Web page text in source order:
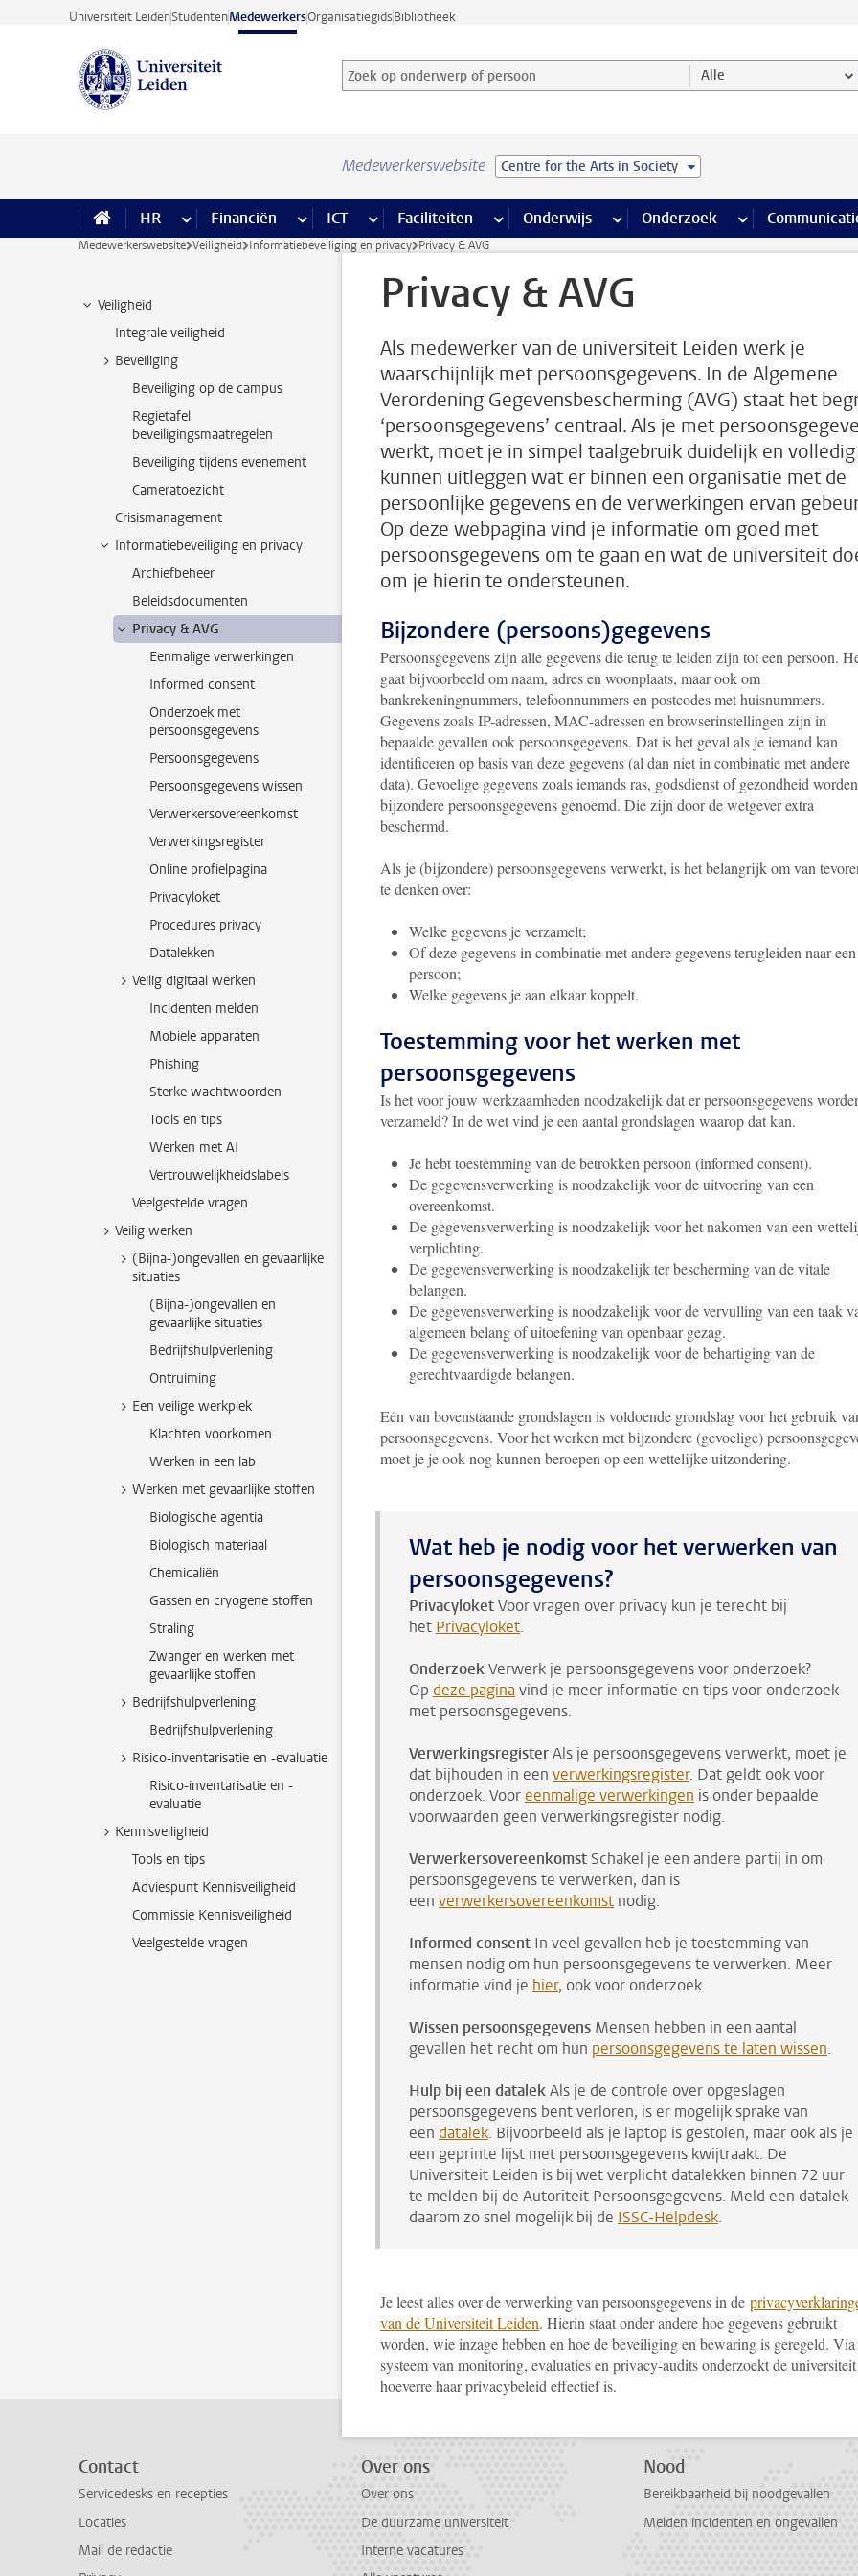
Ga direct naar de inhoud
Universiteit LeidenStudentenMedewerkersOrganisatiegidsBibliotheek
Zoek op onderwerp of persoon en selecteer categorie
Zoekterm Alle
Medewerkerswebsite Centre for the Arts in Society
HR meer HR pagina’s
Financiën meer Financiën pagina’s
ICT meer ICT pagina’s
Faciliteiten meer Faciliteiten pagina’s
Onderwijs meer Onderwijs pagina’s
Onderzoek meer Onderzoek
Medewerkerswebsite Veiligheid Informatiebeveiliging en privacy Privacy & AVG
Veiligheid
Integrale veiligheid
Beveiliging
Beveiliging op de campus
Regietafel
beveiligingsmaatregelen
Beveiliging tijdens evenement
Cameratoezicht
Crisismanagement
Informatiebeveiliging en privacy
Archiefbeheer
Beleidsdocumenten
Privacy & AVG
Eenmalige verwerkingen
Informed consent
Onderzoek met
persoonsgegevens
Persoonsgegevens
Persoonsgegevens wissen
Verwerkersovereenkomst
Verwerkingsregister
Online profielpagina
Privacyloket
Procedures privacy
Datalekken
Veilig digitaal werken
Incidenten melden
Mobiele apparaten
Phishing
Sterke wachtwoorden
Tools en tips
Werken met AI
Vertrouwelijkheidslabels
Veelgestelde vragen
Veilig werken
(Bijna-)ongevallen en gevaarlijke
situaties
(Bijna-)ongevallen en
gevaarlijke situaties
Bedrijfshulpverlening
Ontruiming
Een veilige werkplek
Klachten voorkomen
Werken in een lab
Werken met gevaarlijke stoffen
Biologische agentia
Biologisch materiaal
Chemicaliën
Gassen en cryogene stoffen
Straling
Zwanger en werken met
gevaarlijke stoffen
Bedrijfshulpverlening
Bedrijfshulpverlening
Risico-inventarisatie en -evaluatie
Risico-inventarisatie en -
evaluatie
Kennisveiligheid
Tools en tips
Adviespunt Kennisveiligheid
Commissie Kennisveiligheid
Veelgestelde vragen
Privacy & AVG
Als medewerker van de universiteit Leiden werk je
waarschijnlijk met persoonsgegevens. In de Algemene
Verordening Gegevensbescherming (AVG) staat het
‘persoonsgegevens’ centraal. Als je met
werkt, moet je in simpel taalgebruik duidelijk en volledig
kunnen uitleggen wat er binnen een organisatie met de
persoonlijke gegevens en de verwerkingen ervan
Op deze webpagina vind je informatie om goed met
persoonsgegevens om te gaan en wat de universiteit
om je hierin te ondersteunen.
Bijzondere (persoons)gegevens
Persoonsgegevens zijn alle gegevens die terug te leiden zijn tot een persoon.
gaat bijvoorbeeld om naam, adres en woonplaats, maar ook om
bankrekeningnummers, telefoonnummers en postcodes met huisnummers.
Gegevens zoals IP-adressen, MAC-adressen en browserinstellingen zijn in
bepaalde gevallen ook persoonsgegevens. Dat is het geval als je iemand kan
identificeren op basis van deze gegevens (al dan niet in combinatie met andere
data). Gevoelige gegevens zoals iemands ras, godsdienst of gezondheid worden
bijzondere persoonsgegevens genoemd. Die zijn door de wetgever extra
beschermd.
Als je (bijzondere) persoonsgegevens verwerkt, is het belangrijk om van
te denken over:
Welke gegevens je verzamelt;
Of deze gegevens in combinatie met andere gegevens terugleiden naar een
persoon;
Welke gegevens je aan elkaar koppelt.
Toestemming voor het werken met
persoonsgegevens
Is het voor jouw werkzaamheden noodzakelijk dat er persoonsgegevens
verzameld? In de wet vind je een aantal grondslagen waarop dat kan.
Je hebt toestemming van de betrokken persoon (informed consent).
De gegevensverwerking is noodzakelijk voor de uitvoering van een
overeenkomst.
De gegevensverwerking is noodzakelijk voor het nakomen van een
verplichting.
De gegevensverwerking is noodzakelijk ter bescherming van de vitale
belangen.
De gegevensverwerking is noodzakelijk voor de vervulling van een taak
algemeen belang of uitoefening van openbaar gezag.
De gegevensverwerking is noodzakelijk voor de behartiging van de
gerechtvaardigde belangen.
Eén van bovenstaande grondslagen is voldoende grondslag voor het gebruik
persoonsgegevens. Voor het werken met bijzondere (gevoelige)
moet je je ook nog kunnen beroepen op een wettelijke uitzondering.
Wat heb je nodig voor het verwerken van
persoonsgegevens?
PrivacyloketVoor vragen over privacy kun je terecht bij
het Privacyloket.
OnderzoekVerwerk je persoonsgegevens voor onderzoek?
Opdeze pagina vind je meer informatie en tips voor onderzoek
met persoonsgegevens.
VerwerkingsregisterAls je persoonsgegevens verwerkt, moet je
dat bijhouden in een verwerkingsregister. Dat geldt ook voor
onderzoek. Vooreenmalige verwerkingen is onder bepaalde
voorwaarden geen verwerkingsregister nodig.
Verwerkersovereenkomst Schakel je een andere partij in om
persoonsgegevens te verwerken, dan is
een verwerkersovereenkomst nodig.
Informed consent In veel gevallen heb je toestemming van
mensen nodig om hun persoonsgegevens te verwerken. Meer
informatie vind je hier, ook voor onderzoek.
Wissen persoonsgegevens Mensen hebben in een aantal
gevallen het recht om hun persoonsgegevens te laten wissen.
Hulp bij een datalekAls je de controle over opgeslagen
persoonsgegevens bent verloren, is er mogelijk sprake van
een datalek. Bijvoorbeeld als je laptop is gestolen, maar ook als je
een geprinte lijst met persoonsgegevens kwijtraakt. De
Universiteit Leiden is bij wet verplicht datalekken binnen 72 uur
te melden bij de Autoriteit Persoonsgegevens. Meld een datalek
daarom zo snel mogelijk bij de ISSC-Helpdesk.
Je leest alles over de verwerking van persoonsgegevens in de
van de Universiteit Leiden. Hierin staat onder andere hoe gegevens gebruikt
worden, wie inzage hebben en hoe de beveiliging en bewaring is geregeld. Via
systeem van monitoring, evaluaties en privacy-audits onderzoekt de
hoeverre haar privacybeleid effectief is.
Contact
Servicedesks en recepties
Locaties
Mail de redactie
Over ons
Over ons
De duurzame universiteit
Interne vacatures
Nood
Bereikbaarheid bij noodgevallen
Melden incidenten en ongevallen